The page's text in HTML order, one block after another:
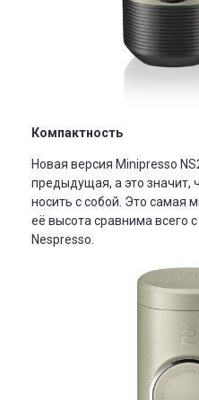
Компактность
Новая версия Minipresso
предыдущая, а это значит,
носить с собой. Это самая
её высота сравнима всего
Nespresso.